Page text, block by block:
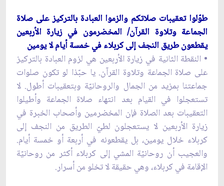
طوّلوا تعقيبات صلاتكم والزموا العبادة بالتركيز على صلاة
الجماعة وتلاوة القرآن/ المخضرمون في زيارة الأربعين
يقطعون طريق النجف إلى كربلاء في خمسة أيام لا يومين
• النقطة الثانية في زيارة الأربعين هي لزوم العبادة بالتركيز
على صلاة الجماعة وتلاوة القرآن. يا حبّذا لو تكون صلوات
جماعتنا بمزيد من الجمال والروحانيّة وبتعقيبات أطول. لا
تستعجلوا في القيام بعد انتهاء صلاة الجماعة وأطيلوا
التعقيبات بعد الصلاة فإن المخضرمين وأصحاب الخبرة في
زيارة الأربعين لا يستعجلون لطيّ الطريق من النجف إلى
كربلاء خلال يومين، بل يقطعونه في أربعة أو خمسة أيام.
والعجيب أن روحانيّة المشي إلى كربلاء أكثر من روحانيّة
الإقامة في كربلاء، وهي حقيقة لا تخلو من أسرار.